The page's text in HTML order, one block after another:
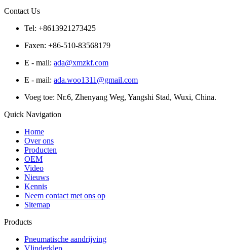
Contact Us
Tel: +8613921273425
Faxen: +86-510-83568179
E - mail: ada@xmzkf.com
E - mail: ada.woo1311@gmail.com
Voeg toe: Nr.6, Zhenyang Weg, Yangshi Stad, Wuxi, China.
Quick Navigation
Home
Over ons
Producten
OEM
Video
Nieuws
Kennis
Neem contact met ons op
Sitemap
Products
Pneumatische aandrijving
Vlinderklep